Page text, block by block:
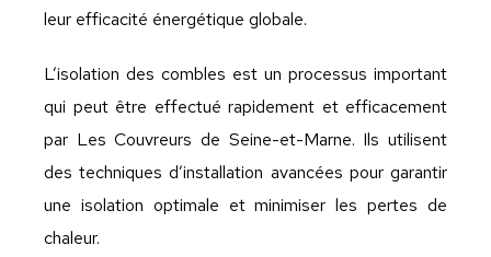
leur efficacité énergétique globale.
L’isolation des combles est un processus important
qui peut être effectué rapidement et efficacement
par Les Couvreurs de Seine-et-Marne. Ils utilisent
des techniques d’installation avancées pour garantir
une isolation optimale et minimiser les pertes de
chaleur.